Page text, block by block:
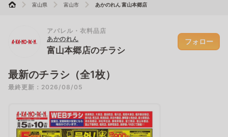
富山県 富山市 あかのれん 富山本郷店
アパレル・衣料品店
あかのれん
富山本郷店のチラシ
フォロー
最新のチラシ（全1枚）
最終更新：2026/08/05